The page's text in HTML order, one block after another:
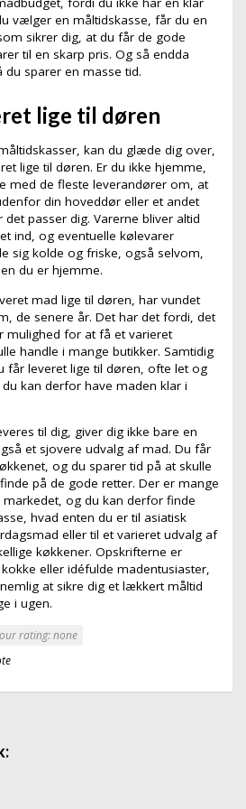
vælger en måltidskasse, får du en
sikrer dig, at du får de gode
til en skarp pris. Og så endda
sparer en masse tid.
lige til døren
kan du glæde dig over,
lige til døren. Er du ikke hjemme,
med de fleste leverandører om, at
din hoveddør eller et andet
passer dig. Varerne bliver altid
ind, og eventuelle kølevarer
sig kolde og friske, også selvom,
du er hjemme.
mad lige til døren, har vundet
de senere år. Det har det fordi, det
mulighed for at få et varieret
handle i mange butikker. Samtidig
får leveret lige til døren, ofte let og
kan derfor have maden klar i
til dig, giver dig ikke bare en
et sjovere udvalg af mad. Du får
og du sparer tid på at skulle
på de gode retter. Der er mange
og du kan derfor finde
hvad enten du er til asiatisk
eller til et varieret udvalg af
køkkener. Opskrifterne er
eller idéfulde madentusiaster,
at sikre dig et lækkert måltid
i ugen.
rating:none